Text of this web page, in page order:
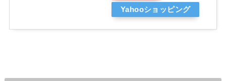
Yahooショッピング